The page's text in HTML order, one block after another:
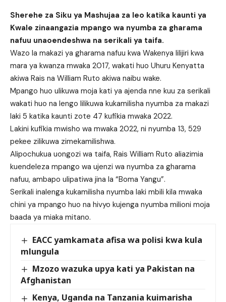
Sherehe za Siku ya Mashujaa za leo katika kaunti ya
Kwale zinaangazia mpango wa nyumba za gharama
nafuu unaoendeshwa na serikali ya taifa.
Wazo la makazi ya gharama nafuu kwa Wakenya lilijiri kwa
mara ya kwanza mwaka 2017, wakati huo Uhuru Kenyatta
akiwa Rais na William Ruto akiwa naibu wake.
Mpango huo ulikuwa moja kati ya ajenda nne kuu za serikali
wakati huo na lengo lilikuwa kukamilisha nyumba za makazi
laki 5 katika kaunti zote 47 kufikia mwaka 2022.
Lakini kufikia mwisho wa mwaka 2022, ni nyumba 13, 529
pekee zilikuwa zimekamilishwa.
Alipochukua uongozi wa taifa, Rais William Ruto aliazimia
kuendeleza mpango wa ujenzi wa nyumba za gharama
nafuu, ambapo ulipatiwa jina la “Boma Yangu”.
Serikali inalenga kukamilisha nyumba laki mbili kila mwaka
chini ya mpango huo na hivyo kujenga nyumba milioni moja
baada ya miaka mitano.
EACC yamkamata afisa wa polisi kwa kula
mlungula
Mzozo wazuka upya kati ya Pakistan na
Afghanistan
Kenya, Uganda na Tanzania kuimarisha